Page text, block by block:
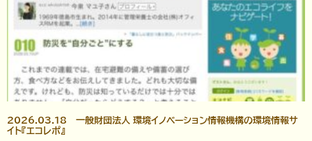
2026.03.18 一般財団法人 環境イノベーション情報機構の環境情報サ
イト『エコレポ』